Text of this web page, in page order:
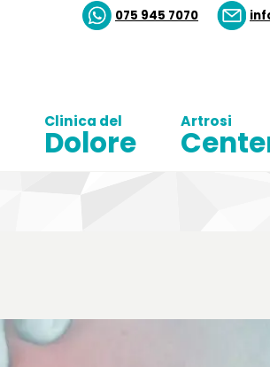
075 945 7070
Clinica del
Dolore
Artrosi